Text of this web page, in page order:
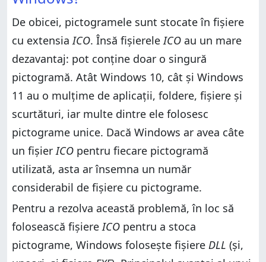
%systemroot%\system32\ddores.dll
%systemroot%\system32\pifmgr.dll
%systemroot%\explorer.exe
%systemroot%\system32\accessibilitycpl.dll
%systemroot%\system32\moricons.dll
%systemroot%\system32\mmcndmgr.dll
%systemroot%\system32\mmres.dll
%systemroot%\system32\netcenter.dll
%systemroot%\system32\netshell.dll
%systemroot%\system32\networkexplorer.dll
%systemroot%\system32\pnidui.dll
%systemroot%\system32\sensorscpl.dll
%systemroot%\system32\setupapi.dll
%systemroot%\system32\wmploc.dll
%systemroot%\system32\wpdshext.dll
%systemroot%\system32\ddores.dll
%systemroot%\system32\pifmgr.dll
%systemroot%\explorer.exe
%systemroot%\system32\accessibilitycpl.dll
%systemroot%\system32\moricons.dll
%systemroot%\system32\mmcndmgr.dll
%systemroot%\system32\mmres.dll
%systemroot%\system32\netcenter.dll
%systemroot%\system32\netshell.dll
%systemroot%\system32\pnidui.dll
%systemroot%\system32\sensorscpl.dll
%systemroot%\system32\setupapi.dll
%systemroot%\system32\wmploc.dll
De obicei, pictogramele sunt stocate în fișiere
cu extensiaICO. Însă fișiereleICO au un mare
dezavantaj: pot conține doar o singură
pictogramă. Atât Windows 10, cât și Windows
11 au o mulțime de aplicații, foldere, fișiere și
scurtături, iar multe dintre ele folosesc
pictograme unice. Dacă Windows ar avea câte
un fișierICO pentru fiecare pictogramă
utilizată, asta ar însemna un număr
considerabil de fișiere cu pictograme.
Pentru a rezolva această problemă, în loc să
folosească fișiereICO pentru a stoca
pictograme, Windows folosește fișiere DLL (și,